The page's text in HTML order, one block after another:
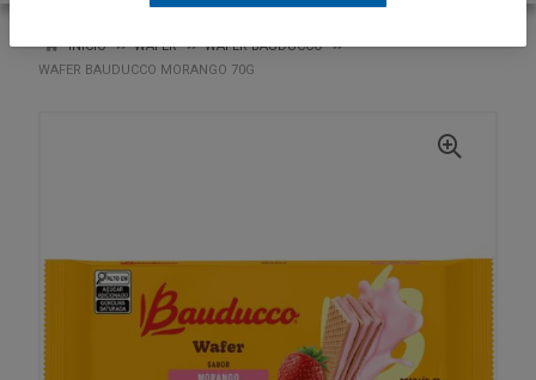
INÍCIO WAFER
WAFER BAUDUCCO
WAFER BAUDUCCO MORANGO 70G